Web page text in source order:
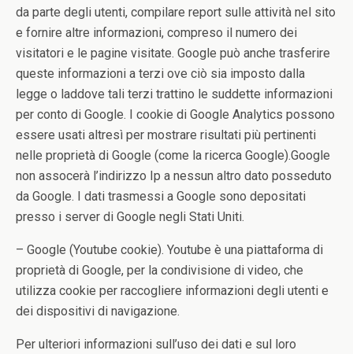
da parte degli utenti, compilare report sulle attività nel sito
e fornire altre informazioni, compreso il numero dei
visitatori e le pagine visitate. Google può anche trasferire
queste informazioni a terzi ove ciò sia imposto dalla
legge o laddove tali terzi trattino le suddette informazioni
per conto di Google. I cookie di Google Analytics possono
essere usati altresì per mostrare risultati più pertinenti
nelle proprietà di Google (come la ricerca Google).Google
non assocerà l’indirizzo Ip a nessun altro dato posseduto
da Google. I dati trasmessi a Google sono depositati
presso i server di Google negli Stati Uniti.
– Google (Youtube cookie). Youtube è una piattaforma di
proprietà di Google, per la condivisione di video, che
utilizza cookie per raccogliere informazioni degli utenti e
dei dispositivi di navigazione.
Per ulteriori informazioni sull’uso dei dati e sul loro